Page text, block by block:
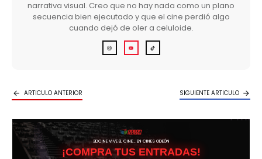
narrativa visual. Creo que no hay nada como un plano
secuencia bien ejecutado y que el cine perdió algo
cuando dejó de oler a celuloide.
ARTICULO ANTERIOR SIGUIENTE ARTICULO
3DCINE VIVE EL CINE… EN CINES ODEÓN
¡COMPRA TUS ENTRADAS!